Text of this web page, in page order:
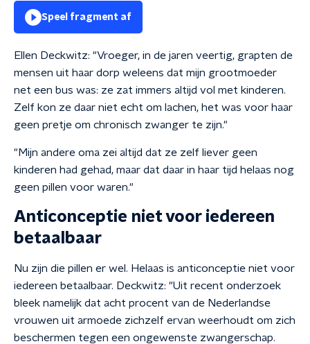
Speel fragment af
Ellen Deckwitz: "Vroeger, in de jaren veertig, grapten de
mensen uit haar dorp weleens dat mijn grootmoeder
net een bus was: ze zat immers altijd vol met kinderen.
Zelf kon ze daar niet echt om lachen, het was voor haar
geen pretje om chronisch zwanger te zijn."
"Mijn andere oma zei altijd dat ze zelf liever geen
kinderen had gehad, maar dat daar in haar tijd helaas nog
geen pillen voor waren."
Anticonceptie niet voor iedereen
betaalbaar
Nu zijn die pillen er wel. Helaas is anticonceptie niet voor
iedereen betaalbaar. Deckwitz: "Uit recent onderzoek
bleek namelijk dat acht procent van de Nederlandse
vrouwen uit armoede zichzelf ervan weerhoudt om zich
beschermen tegen een ongewenste zwangerschap.